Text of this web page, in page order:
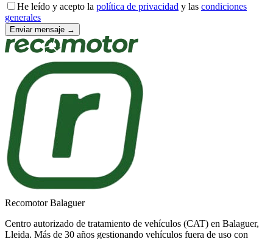
He leído y acepto la política de privacidad y las condiciones
generales
Enviar mensaje →
Recomotor Balaguer
Centro autorizado de tratamiento de vehículos (CAT) en Balaguer,
Lleida. Más de 30 años gestionando vehículos fuera de uso con